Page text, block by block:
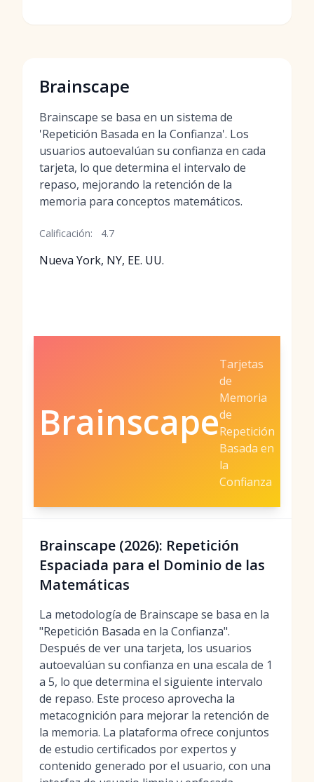
Brainscape
Brainscape se basa en un sistema de
'Repetición Basada en la Confianza'. Los
usuarios autoevalúan su confianza en cada
tarjeta, lo que determina el intervalo de
repaso, mejorando la retención de la
memoria para conceptos matemáticos.
Calificación: 4.7
Nueva York, NY, EE. UU.
Brainscape
Tarjetas
de
Memoria
de
Repetición
Basada en
la
Confianza
Brainscape (2026): Repetición
Espaciada para el Dominio de las
Matemáticas
La metodología de Brainscape se basa en la
"Repetición Basada en la Confianza".
Después de ver una tarjeta, los usuarios
autoevalúan su confianza en una escala de 1
a 5, lo que determina el siguiente intervalo
de repaso. Este proceso aprovecha la
metacognición para mejorar la retención de
la memoria. La plataforma ofrece conjuntos
de estudio certificados por expertos y
contenido generado por el usuario, con una